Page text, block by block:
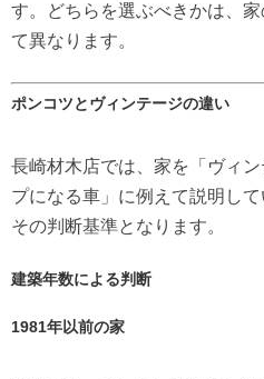
す。どちらを選ぶべきかは、
て異なります。
ポンコツとヴィンテージの違い
長崎材木店では、家を「ヴィ
プになる車」に例えて説明し
その判断基準となります。
建築年数による判断
1981年以前の家